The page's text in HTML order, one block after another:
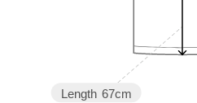
Length 67cm